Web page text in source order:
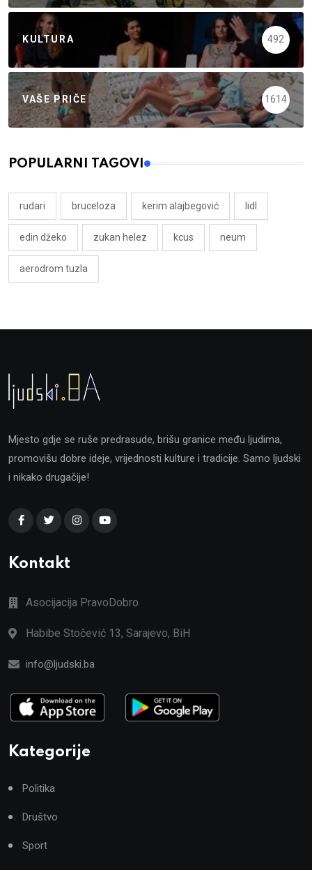
KULTURA 492
VAŠE PRIČE 1614
POPULARNI TAGOVI
rudari bruceloza kerim alajbegović lidl
edin džeko zukan helez kcus neum
aerodrom tuzla
Mjesto gdje se ruše predrasude, brišu granice među ljudima,
promovišu dobre ideje, vrijednosti kulture i tradicije. Samo ljudski
i nikako drugačije!
Kontakt
Asocijacija PravoDobro
Habibe Stočević 13, Sarajevo, BiH
info@ljudski.ba
Kategorije
Politika
Društvo
Sport